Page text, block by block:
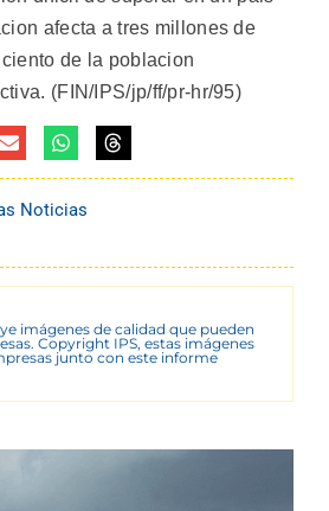
afecta a tres millones de
de la poblacion
(FIN/IPS/jp/ff/pr-hr/95)
Noticias
imágenes de calidad que pueden
Copyright IPS, estas imágenes
junto con este informe